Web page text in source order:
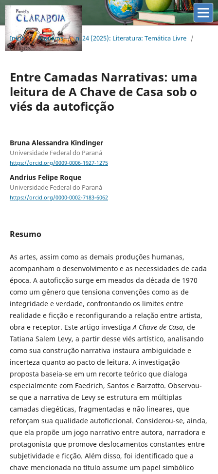
Início / Arquivos / n. 24 (2025): Literatura: Temática Livre /
Artigos
Entre Camadas Narrativas: uma
leitura de A Chave de Casa sob o
viés da autoficção
Bruna Alessandra Kindinger
Universidade Federal do Paraná
https://orcid.org/0009-0006-1927-1275
Andrius Felipe Roque
Universidade Federal do Paraná
https://orcid.org/0000-0002-7183-6062
Resumo
As artes, assim como as demais produções humanas,
acompanham o desenvolvimento e as necessidades de cada
época. A autoficção surge em meados da década de 1970
como um gênero que tensiona convenções como as de
integridade e verdade, confrontando os limites entre
realidade e ficção e reconfigurando a relação entre artista,
obra e receptor. Este artigo investigaA Chave de Casa, de
Tatiana Salem Levy, a partir desse viés artístico, analisando
como sua construção narrativa instaura ambiguidade e
incerteza quanto ao pacto de leitura. A investigação
proposta baseia-se em um recorte teórico que dialoga
especialmente com Faedrich, Santos e Barzotto. Observou-
se que a narrativa de Levy se estrutura em múltiplas
camadas diegéticas, fragmentadas e não lineares, que
reforçam sua qualidade autoficcional. Considerou-se, ainda,
que ela propõe um jogo narrativo entre autora, narradora e
protagonista que promove deslocamentos constantes entre
subjetividade e ficção. Além disso, foi identificado que a
chave mencionada no título assume um papel simbólico